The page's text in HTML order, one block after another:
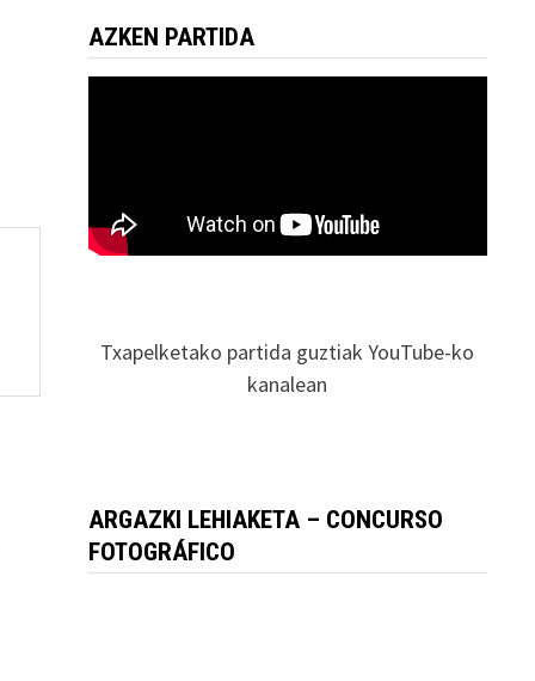
AZKEN PARTIDA
Txapelketako partida guztiak YouTube-ko
kanalean
ARGAZKI LEHIAKETA – CONCURSO
FOTOGRÁFICO